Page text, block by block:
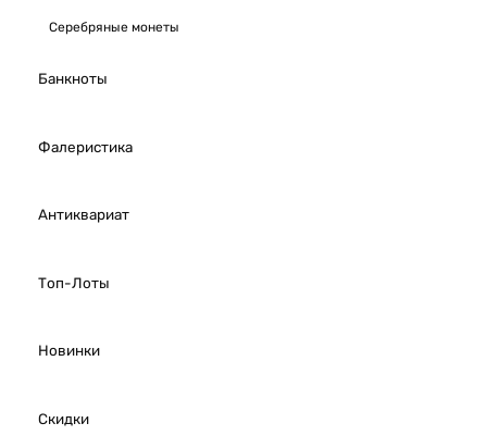
Серебряные монеты
Банкноты
Фалеристика
Антиквариат
Топ-Лоты
Новинки
Скидки